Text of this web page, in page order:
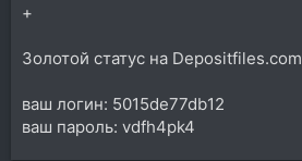
+
Золотой статус на Depositfiles.com
ваш логин: 5015de77db12
ваш пароль: vdfh4pk4